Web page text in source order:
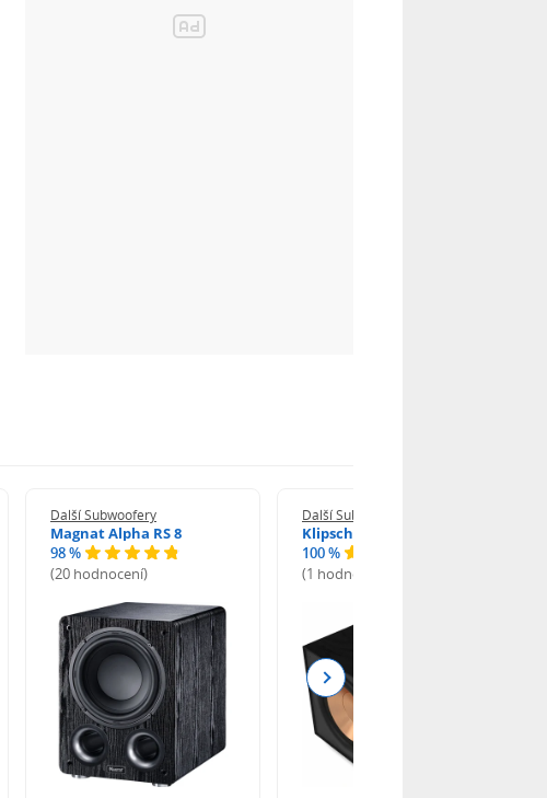
Další Subwoofery
Magnat Alpha RS 8
98 %
(20 hodnocení)
Další Subwoofery
Klipsch R-101SW
100 %
(1 hodnocení)
Next